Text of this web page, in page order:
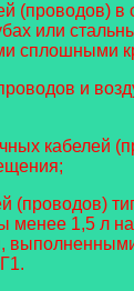
(проводов) в
или
сплошными
и
кабелей
(проводов)
менее 1,5 л